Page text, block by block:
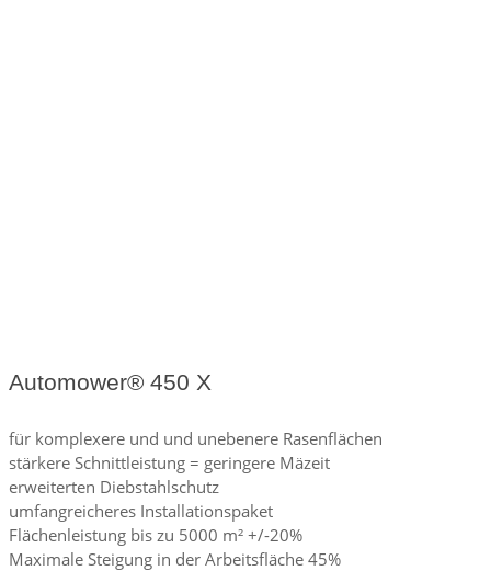
Automower® 450 X
für komplexere und und unebenere Rasenflächen
stärkere Schnittleistung = geringere Mäzeit
erweiterten Diebstahlschutz
umfangreicheres Installationspaket
Flächenleistung bis zu 5000 m² +/​-20%
Maximale Steigung in der Arbeitsfläche 45%